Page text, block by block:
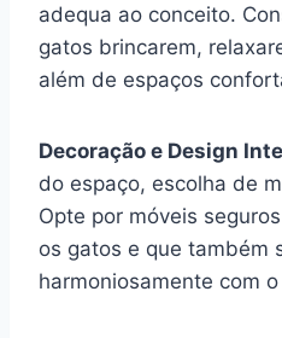
adequa ao conceito.
gatos brincarem,
além de espaços
Decoração e Design
do espaço, escolha de
Opte por móveis
os gatos e que também
harmoniosamente com